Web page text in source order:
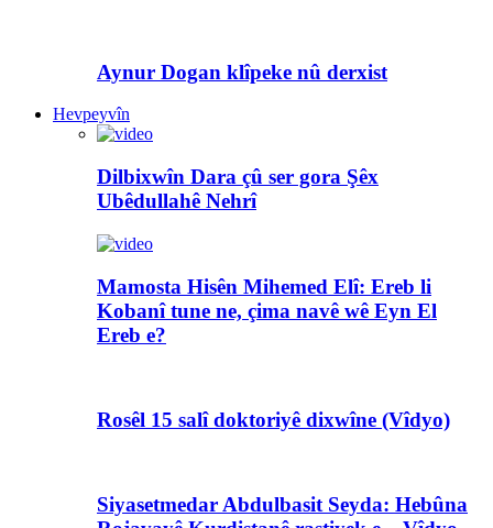
Aynur Dogan klîpeke nû derxist
Hevpeyvîn
Dilbixwîn Dara çû ser gora Şêx
Ubêdullahê Nehrî
Mamosta Hisên Mihemed Elî: Ereb li
Kobanî tune ne, çima navê wê Eyn El
Ereb e?
Rosêl 15 salî doktoriyê dixwîne (Vîdyo)
Siyasetmedar Abdulbasit Seyda: Hebûna